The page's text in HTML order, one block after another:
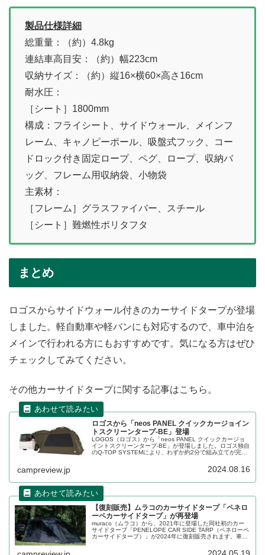
製品仕様詳細
総重量：（約）4.8kg
連結車高目安：（約）幅223cm
収納サイズ：（約）縦16×横60×高さ16cm
耐水圧：
［シート］1800mm
構成：フライシート、サイドウォール、メインフ
レーム、キャノピーポール、吸盤式フック、コー
ドロック付き固定ロープ、ペグ、ロープ、収納バ
ッグ、フレーム用収納袋、小物袋
主素材：
［フレーム］グラスファイバー、スチール
［シート］難燃性ポリタフタ
まとめ
ロゴスからサイドウォール付きのカーサイドタープが登場
しました。軽自動車や軽バンにも対応するので、車中泊を
メインで行われる方にもおすすめです。気になる方はぜひ
チェックしてみてください。
その他カーサイドタープに関する記事はこちら。
ロゴスから「neos PANEL クイックカージョイン
トスクリーンタープ-BE」登場
LOGOS（ロゴス）から「neos PANEL クイックカージョ
イントスクリーンタープ-BE」が登場しました。ロゴス独自
のQ-TOP SYSTEMにより、わずか約2分で組み立てが完了
スカートも装備されています。詳細をレビューします。
campreview.jp 2024.08.16
【復刻販売】ムラコのカーサイドタープ「ペネロ
ーペカーサイドタープ」が再登場
muraco（ムラコ）から、2021年に登場した同社初のカー
サイドタープ「PENELOPE CAR SIDE TARP（ペネローペ
カーサイドタープ）」が2024年に復刻販売されます。車高